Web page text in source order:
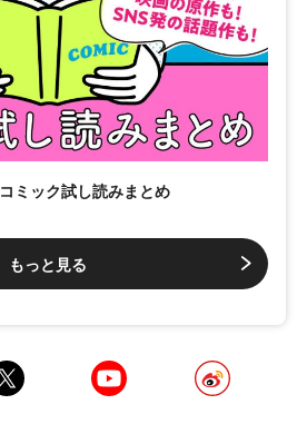
コミック試し読みまとめ
もっと見る